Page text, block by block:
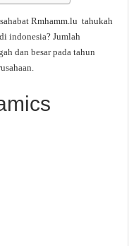
Rmhamm.lu tahukah
indonesia? Jumlah
dan besar pada tahun